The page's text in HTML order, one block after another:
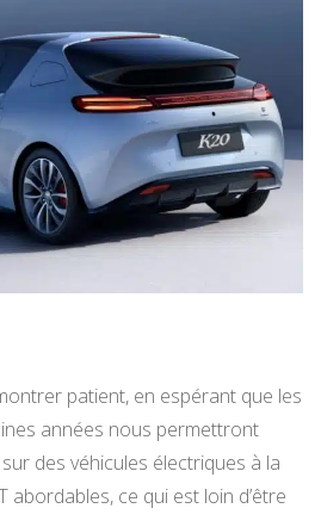
patient, en espérant que les
années nous permettront
des véhicules électriques à la
abordables, ce qui est loin d’être